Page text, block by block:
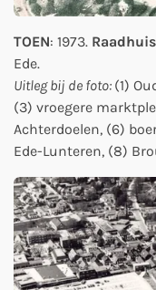
TOEN: 1973.
Ede.
Uitleg bij de foto: (1)
(3) vroegere
Achterdoelen, (6)
Ede-Lunteren, (8)